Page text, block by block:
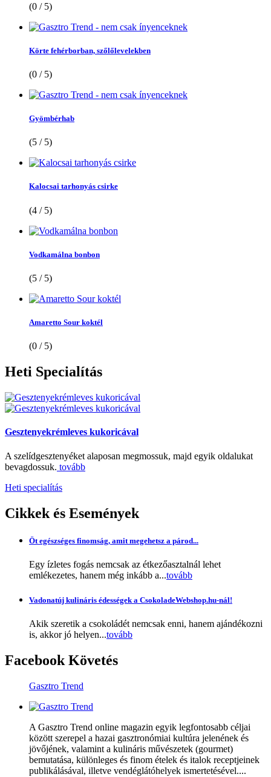
(0 / 5)
Körte fehérborban, szőlőlevelekben
(0 / 5)
Gyömbérhab
(5 / 5)
Kalocsai tarhonyás csirke
(4 / 5)
Vodkamálna bonbon
(5 / 5)
Amaretto Sour koktél
(0 / 5)
Heti Specialítás
Gesztenyekrémleves kukoricával
A szelídgesztenyéket alaposan megmossuk, majd egyik oldalukat
bevagdossuk. tovább
Heti specialítás
Cikkek és Események
Öt egészséges finomság, amit megehetsz a párod...
Egy ízletes fogás nemcsak az étkezőasztalnál lehet
emlékezetes, hanem még inkább a...tovább
Vadonatúj kulináris édességek a CsokoladeWebshop.hu-nál!
Akik szeretik a csokoládét nemcsak enni, hanem ajándékozni
is, akkor jó helyen...tovább
Facebook Követés
Gasztro Trend
A Gasztro Trend online magazin egyik legfontosabb céljai
között szerepel a hazai gasztronómiai kultúra jelenének és
jövőjének, valamint a kulináris művészetek (gourmet)
bemutatása, különleges és finom ételek és italok receptjeinek
publikálásával, illetve vendéglátóhelyek ismertetésével....